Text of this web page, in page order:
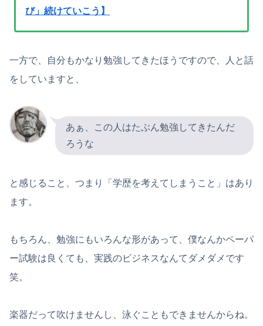
び」続けていこう】
一方で、自分もかなり勉強してきたほうですので、人と話
をしていますと、
あぁ、この人はたぶん勉強してきたんだ
ろうな
と感じること、つまり「学歴を考えてしまうこと」はあり
ます。
もちろん、勉強にもいろんな形があって、僕なんかペーパ
ー試験は良くても、実践のビジネスなんてダメダメです
笑。
楽器だって吹けませんし、泳ぐこともできませんからね。